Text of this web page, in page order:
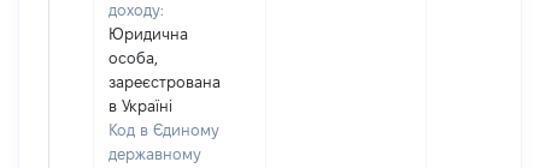
доходу:
Юридична
особа,
зареєстрована
в Україні
Код в Єдиному
державному